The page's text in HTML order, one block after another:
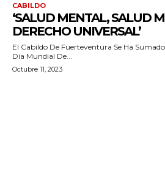
CABILDO
‘SALUD MENTAL, SALUD
DERECHO UNIVERSAL’
El Cabildo De Fuerteventura Se Ha
Día Mundial De...
Octubre 11, 2023